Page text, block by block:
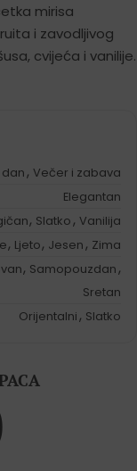
mirisa
i zavodljivog
cvijeća i vanilije.
dan , Večer i zabava
Elegantan
, Slatko , Vanilija
, Ljeto, Jesen , Zima
, Samopouzdan ,
Sretan
Orijentalni , Slatko